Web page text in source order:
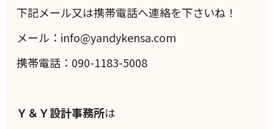
下記メール又は携帯電話へ連絡を下さいね！
メール：info@yandykensa.com
携帯電話：090-1183-5008
Ｙ＆Ｙ設計事務所は